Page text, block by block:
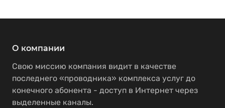
О компании
Свою миссию компания видит в качестве
последнего «проводника» комплекса услуг до
конечного абонента - доступ в Интернет через
выделенные каналы.